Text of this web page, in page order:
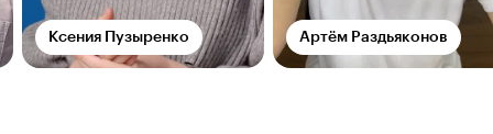
Ксения Пузыренко Артём Раздьяконов